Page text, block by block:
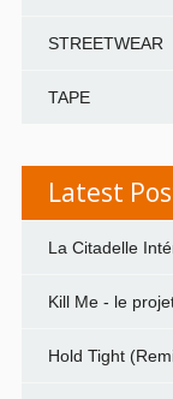
STREETWEAR
TAPE
Latest
La Citadelle
Kill Me - le
Hold Tight